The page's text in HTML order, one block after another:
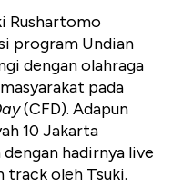
Rushartomo
program Undian
dengan olahraga
pada
(CFD). Adapun
10 Jakarta
hadirnya live
track oleh Tsuki.